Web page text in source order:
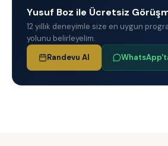
Yusuf Boz ile Ücretsiz
12 yıllık deneyimle size en uygun
yolunu belirleyelim.
Randevu Al